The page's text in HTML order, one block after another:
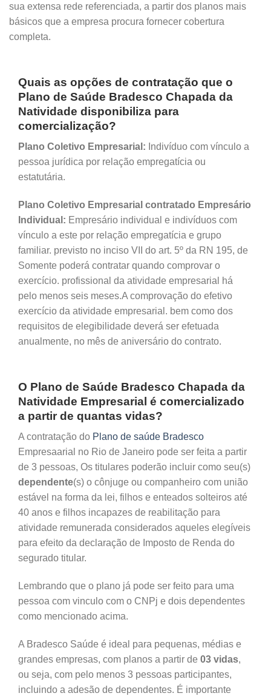
sua extensa rede referenciada, a partir dos planos mais
básicos que a empresa procura fornecer cobertura
completa.
Quais as opções de contratação que o
Plano de Saúde Bradesco Chapada da
Natividade disponibiliza para
comercialização?
Plano Coletivo Empresarial: Indivíduo com vínculo a
pessoa jurídica por relação empregatícia ou
estatutária.
Plano Coletivo Empresarial contratado Empresário
Individual: Empresário individual e indivíduos com
vínculo a este por relação empregatícia e grupo
familiar. previsto no inciso VII do art. 5º da RN 195, de
Somente poderá contratar quando comprovar o
exercício. profissional da atividade empresarial há
pelo menos seis meses.A comprovação do efetivo
exercício da atividade empresarial. bem como dos
requisitos de elegibilidade deverá ser efetuada
anualmente, no mês de aniversário do contrato.
O Plano de Saúde Bradesco Chapada da
Natividade Empresarial é comercializado
a partir de quantas vidas?
A contratação do Plano de saúde Bradesco
Empresaarial no Rio de Janeiro pode ser feita a partir
de 3 pessoas, Os titulares poderão incluir como seu(s)
dependente(s) o cônjuge ou companheiro com união
estável na forma da lei, filhos e enteados solteiros até
40 anos e filhos incapazes de reabilitação para
atividade remunerada considerados aqueles elegíveis
para efeito da declaração de Imposto de Renda do
segurado titular.
Lembrando que o plano já pode ser feito para uma
pessoa com vinculo com o CNPj e dois dependentes
como mencionado acima.
A Bradesco Saúde é ideal para pequenas, médias e
grandes empresas, com planos a partir de 03 vidas,
ou seja, com pelo menos 3 pessoas participantes,
incluindo a adesão de dependentes. É importante